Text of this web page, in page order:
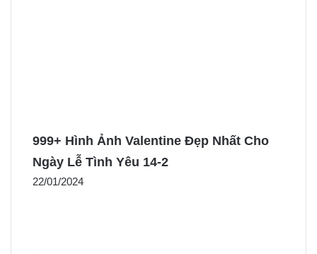
999+ Hình Ảnh Valentine Đẹp Nhất Cho
Ngày Lễ Tình Yêu 14-2
22/01/2024